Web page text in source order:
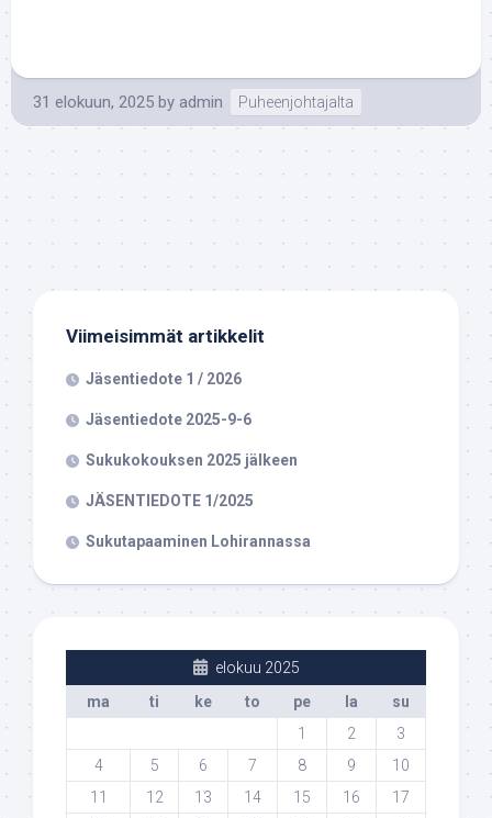
31 elokuun, 2025 by admin Puheenjohtajalta
Viimeisimmät artikkelit
Jäsentiedote 1 / 2026
Jäsentiedote 2025-9-6
Sukukokouksen 2025 jälkeen
JÄSENTIEDOTE 1/2025
Sukutapaaminen Lohirannassa
elokuu 2025
ma
ti ke to pe la
su
1
2
3
4
5 6 7 8 9
10
11
12 13 14 15 16
17